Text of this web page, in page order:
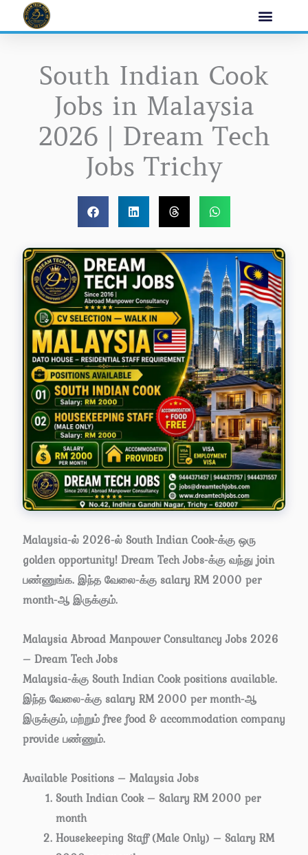
South Indian Cook
Jobs in Malaysia
2026 | Dream Tech
Jobs Trichy
Malaysia-ல் 2026-ல் South Indian Cook-க்கு ஒரு
golden opportunity! Dream Tech Jobs-க்கு வந்து join
பண்ணுங்க. இந்த வேலை-க்கு salary RM 2000 per
month-ஆ இருக்கும்.
Malaysia Abroad Manpower Consultancy Jobs 2026
– Dream Tech Jobs
Malaysia-க்கு South Indian Cook positions available.
இந்த வேலை-க்கு salary RM 2000 per month-ஆ
இருக்கும், மற்றும் free food & accommodation company
provide பண்ணும்.
Available Positions – Malaysia Jobs
South Indian Cook – Salary RM 2000 per
month
Housekeeping Staff (Male Only) – Salary RM